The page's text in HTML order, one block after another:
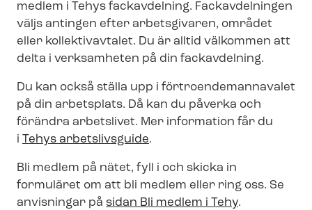
medlem i Tehys fackavdelning. Fackavdelningen
väljs antingen efter arbetsgivaren, området
eller kollektivavtalet. Du är alltid välkommen att
delta i verksamheten på din fackavdelning.
Du kan också ställa upp i för­tro­en­de­man­na­va­let
på din arbetsplats. Då kan du påverka och
förändra arbetslivet. Mer information får du
i Tehys arbetslivsguide.
Bli medlem på nätet, fyll i och skicka in
formuläret om att bli medlem eller ring oss. Se
anvisningar på sidan Bli medlem i Tehy.